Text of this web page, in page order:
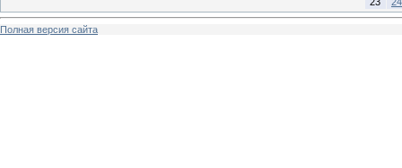
Полная версия сайта